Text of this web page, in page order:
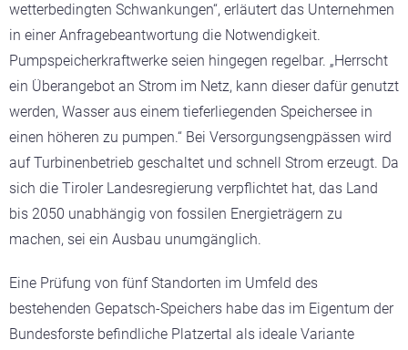
wetterbedingten Schwankungen“, erläutert das Unternehmen
in einer Anfragebeantwortung die Notwendigkeit.
Pumpspeicherkraftwerke seien hingegen regelbar. „Herrscht
ein Überangebot an Strom im Netz, kann dieser dafür genutzt
werden, Wasser aus einem tieferliegenden Speichersee in
einen höheren zu pumpen.“ Bei Versorgungsengpässen wird
auf Turbinenbetrieb geschaltet und schnell Strom erzeugt. Da
sich die Tiroler Landesregierung verpflichtet hat, das Land
bis 2050 unabhängig von fossilen Energieträgern zu
machen, sei ein Ausbau unumgänglich.
Eine Prüfung von fünf Standorten im Umfeld des
bestehenden Gepatsch-Speichers habe das im Eigentum der
Bundesforste befindliche Platzertal als ideale Variante